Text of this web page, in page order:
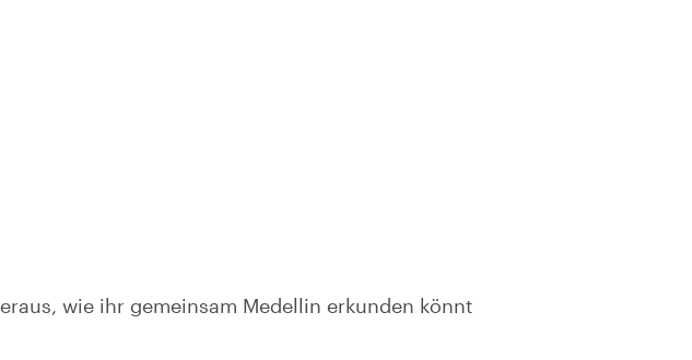
wie ihr gemeinsam Medellin erkunden könnt